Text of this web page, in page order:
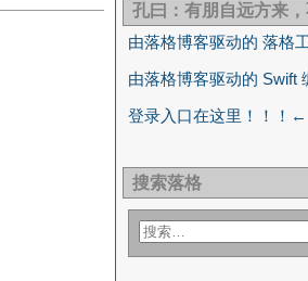
孔曰：有朋自远方来，
由落格博客驱动的 落格
由落格博客驱动的 Swift
登录入口在这里！！！←
搜索落格